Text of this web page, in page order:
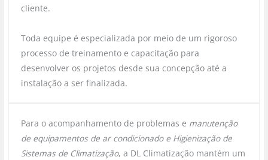
cliente.
Toda equipe é especializada por meio de um rigoroso
processo de treinamento e capacitação para
desenvolver os projetos desde sua concepção até a
instalação a ser finalizada.
Para o acompanhamento de problemas e manutenção
de equipamentos de ar condicionado e Higienização de
Sistemas de Climatização, a DL Climatização mantém um